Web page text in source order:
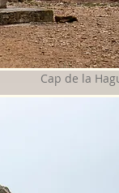
Cap de la